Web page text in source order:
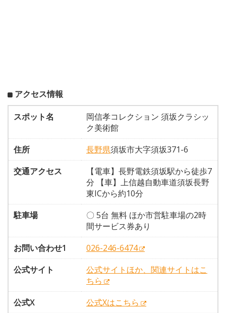
アクセス情報
スポット名
岡信孝コレクション 須坂クラシッ
ク美術館
住所
長野県須坂市大字須坂371-6
交通アクセス
【電車】長野電鉄須坂駅から徒歩7
分 【車】上信越自動車道須坂長野
東ICから約10分
駐車場
〇 5台 無料 ほか市営駐車場の2時
間サービス券あり
お問い合わせ1
026-246-6474
公式サイト
公式サイトほか、関連サイトはこ
ちら
公式X
公式Xはこちら